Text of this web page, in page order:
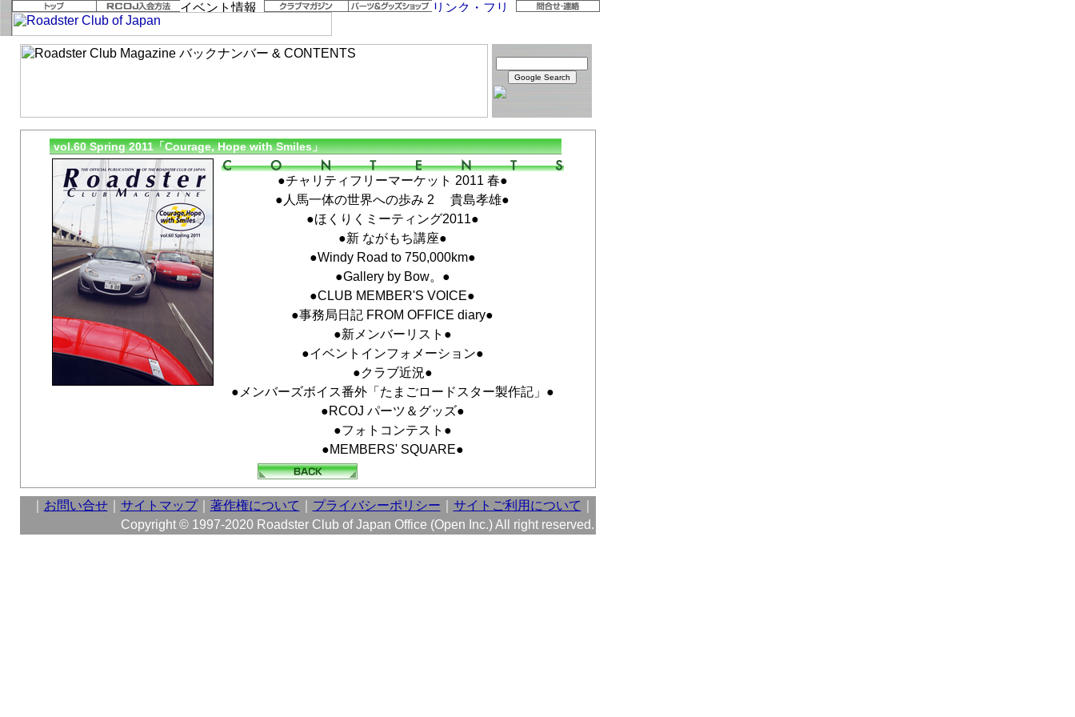
vol.60 Spring 2011「Courage, Hope with Smiles」
●チャリティフリーマーケット 2011 春●
●人馬一体の世界への歩み 2 貴島孝雄●
●ほくりくミーティング2011●
●新 ながもち講座●
●Windy Road to 750,000km●
●Gallery by Bow。●
●CLUB MEMBER'S VOICE●
●事務局日記 FROM OFFICE diary●
●新メンバーリスト●
●イベントインフォメーション●
●クラブ近況●
●メンバーズボイス番外「たまごロードスター製作記」●
●RCOJ パーツ＆グッズ●
●フォトコンテスト●
●MEMBERS' SQUARE●
お問い合せ｜ サイトマップ｜ 著作権について プライバシーポリシー サイトご利用について
Copyright © 1997-2020 Roadster Club of Japan Office (Open Inc.) All right reserved.